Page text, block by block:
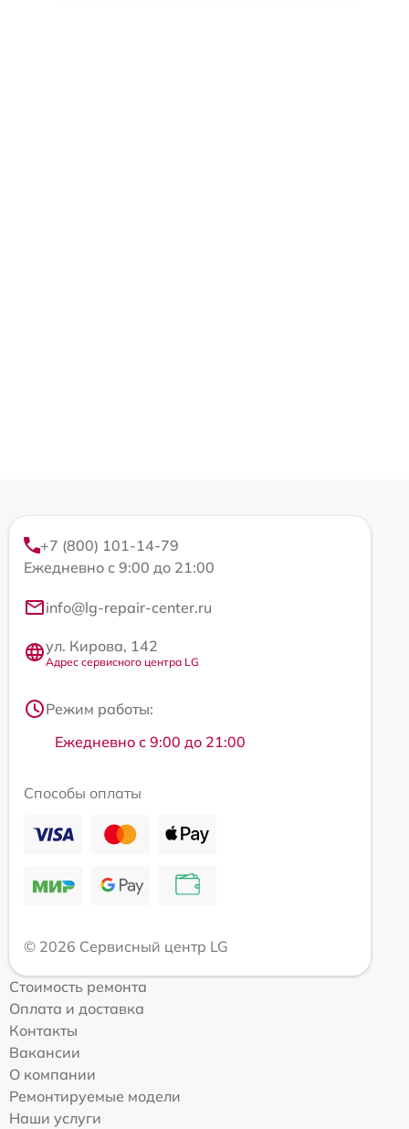
+7 (800) 101-14-79
Ежедневно с 9:00 до 21:00
info@lg-repair-center.ru
ул. Кирова, 142
Адрес сервисного центра LG
Режим работы:
Ежедневно с 9:00 до 21:00
Способы оплаты
© 2026 Сервисный центр LG
Стоимость ремонта
Оплата и доставка
Контакты
Вакансии
О компании
Ремонтируемые модели
Наши услуги